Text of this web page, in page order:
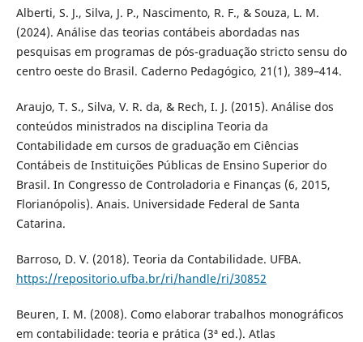
Alberti, S. J., Silva, J. P., Nascimento, R. F., & Souza, L. M.
(2024). Análise das teorias contábeis abordadas nas
pesquisas em programas de pós-graduação stricto sensu do
centro oeste do Brasil. Caderno Pedagógico, 21(1), 389–414.
Araujo, T. S., Silva, V. R. da, & Rech, I. J. (2015). Análise dos
conteúdos ministrados na disciplina Teoria da
Contabilidade em cursos de graduação em Ciências
Contábeis de Instituições Públicas de Ensino Superior do
Brasil. In Congresso de Controladoria e Finanças (6, 2015,
Florianópolis). Anais. Universidade Federal de Santa
Catarina.
Barroso, D. V. (2018). Teoria da Contabilidade. UFBA.
https://repositorio.ufba.br/ri/handle/ri/30852
Beuren, I. M. (2008). Como elaborar trabalhos monográficos
em contabilidade: teoria e prática (3ª ed.). Atlas